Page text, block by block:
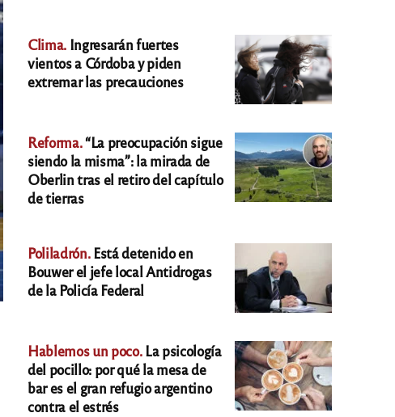
Clima. Ingresarán fuertes
vientos a Córdoba y piden
extremar las precauciones
Reforma.“La preocupación sigue
siendo la misma”: la mirada de
Oberlin tras el retiro del capítulo
de tierras
Poliladrón.Está detenido en
Bouwer el jefe local Antidrogas
de la Policía Federal
Hablemos un poco.La psicología
del pocillo: por qué la mesa de
bar es el gran refugio argentino
contra el estrés